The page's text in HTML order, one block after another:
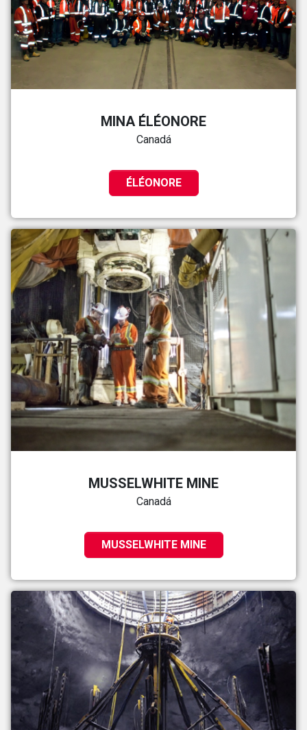
MINA ÉLÉONORE
Canadá
ÉLÉONORE
MUSSELWHITE MINE
Canadá
MUSSELWHITE MINE